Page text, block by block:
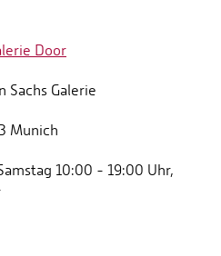
Door
Sachs Galerie
Munich
10:00 - 19:00 Uhr,